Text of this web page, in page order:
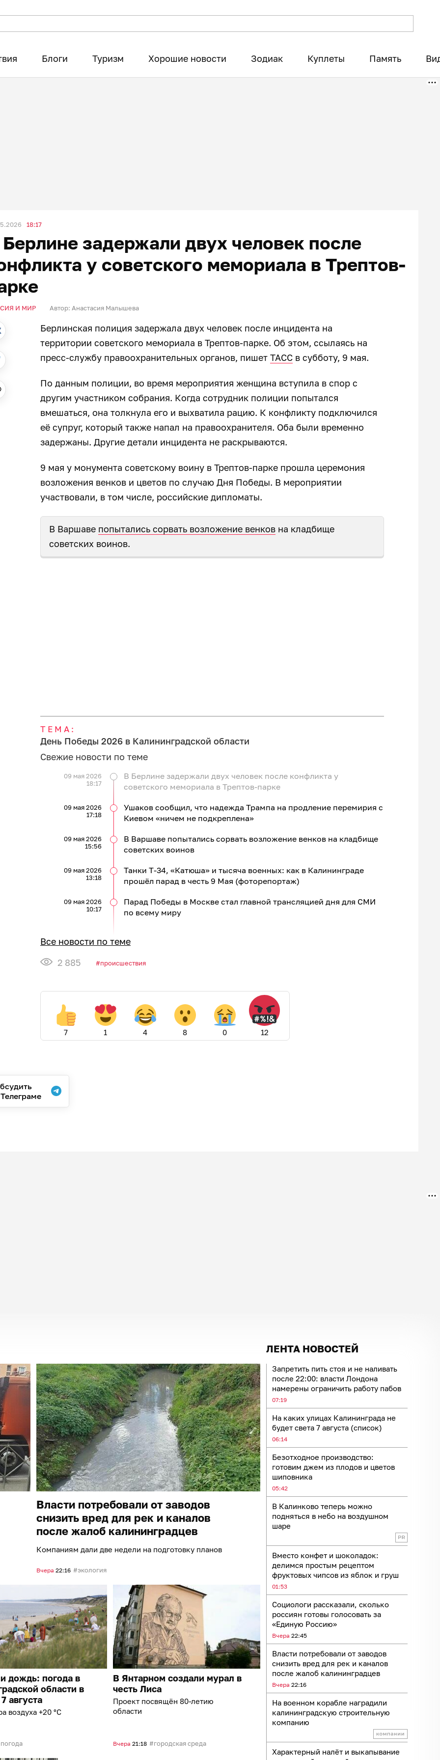
Блоги Туризм Хорошие новости Зодиак Куплеты Память
18:17
задержали двух человек после
у советского мемориала в Трептов-
И МИР Автор: Анастасия Малышева
Берлинская полиция задержала двух человек после инцидента на
территории советского мемориала в Трептов-парке. Об этом, ссылаясь на
пресс-службу правоохранительных органов, пишет ТАСС в субботу, 9 мая.
По данным полиции, во время мероприятия женщина вступила в спор с
другим участником собрания. Когда сотрудник полиции попытался
вмешаться, она толкнула его и выхватила рацию. К конфликту подключился
её супруг, который также напал на правоохранителя. Оба были временно
задержаны. Другие детали инцидента не раскрываются.
9 мая у монумента советскому воину в Трептов-парке прошла церемония
возложения венков и цветов по случаю Дня Победы. В мероприятии
участвовали, в том числе, российские дипломаты.
В Варшаве попытались сорвать возложение венков на кладбище
советских воинов.
ТЕМА:
День Победы 2026 в Калининградской области
Свежие новости по теме
В Берлине задержали двух человек после конфликта у
советского мемориала в Трептов-парке
09 мая 2026
18:17
Ушаков сообщил, что надежда Трампа на продление перемирия с
Киевом «ничем не подкреплена»
09 мая 2026
17:18
В Варшаве попытались сорвать возложение венков на кладбище
советских воинов
09 мая 2026
15:56
Танки Т-34, «Катюша» и тысяча военных: как в Калининграде
прошёл парад в честь 9 Мая (фоторепортаж)
09 мая 2026
13:18
Парад Победы в Москве стал главной трансляцией дня для СМИ
по всему миру
09 мая 2026
10:17
Все новости по теме
2 885
происшествия
7 1 4 8 0 12
ЛЕНТА НОВОСТЕЙ
Запретить пить стоя и не наливать
после 22:00: власти Лондона
намерены ограничить работу пабов
07:19
На каких улицах Калининграда не
будет света 7 августа (список)
06:14
Безотходное производство:
готовим джем из плодов и цветов
шиповника
05:42
В Калинково теперь можно
подняться в небо на воздушном
шаре
Вместо конфет и шоколадок:
делимся простым рецептом
фруктовых чипсов из яблок и груш
01:53
Социологи рассказали, сколько
россиян готовы голосовать за
«Единую Россию»
Вчера 22:45
Власти потребовали от заводов
снизить вред для рек и каналов
после жалоб калининградцев
Вчера 22:16
На военном корабле наградили
калининградскую строительную
компанию
Характерный налёт и выкапывание
Власти потребовали от заводов
снизить вред для рек и каналов
после жалоб калининградцев
Компаниям дали две недели на подготовку планов
Вчера 22:16 экология
дождь: погода в
области в
августа
воздуха +20 °C
погода
В Янтарном создали мурал в
честь Лиса
Проект посвящён 80-летию
области
Вчера 21:18 городская среда